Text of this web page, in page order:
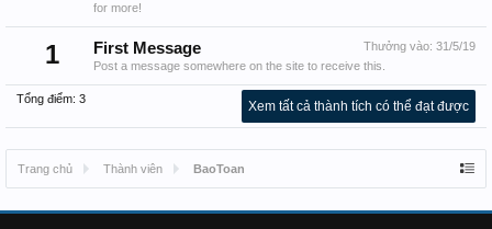
for more!
1 Thưởng vào: 31/5/19
First Message
Post a message somewhere on the site to receive this.
Tổng điểm: 3 Xem tất cả thành tích có thể đạt được
Trang chủ Thành viên BaoToan